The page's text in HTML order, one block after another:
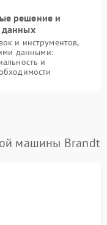
решение и
данных
и инструментов,
данными:
и
машины Brandt